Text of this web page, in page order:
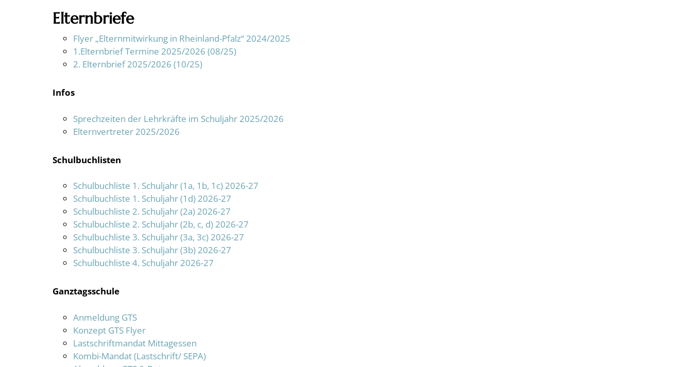
Elternbriefe
Flyer „Elternmitwirkung in Rheinland-Pfalz“ 2024/2025
1.Elternbrief Termine 2025/2026 (08/25)
2. Elternbrief 2025/2026 (10/25)
Infos
Sprechzeiten der Lehrkräfte im Schuljahr 2025/2026
Elternvertreter 2025/2026
Schulbuchlisten
Schulbuchliste 1. Schuljahr (1a, 1b, 1c) 2026-27
Schulbuchliste 1. Schuljahr (1d) 2026-27
Schulbuchliste 2. Schuljahr (2a) 2026-27
Schulbuchliste 2. Schuljahr (2b, c, d) 2026-27
Schulbuchliste 3. Schuljahr (3a, 3c) 2026-27
Schulbuchliste 3. Schuljahr (3b) 2026-27
Schulbuchliste 4. Schuljahr 2026-27
Ganztagsschule
Anmeldung GTS
Konzept GTS Flyer
Lastschriftmandat Mittagessen
Kombi-Mandat (Lastschrift/ SEPA)